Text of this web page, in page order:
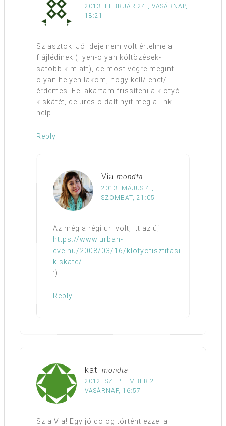
2013. FEBRUÁR 24., VASÁRNAP,
18:21
Sziasztok! Jó ideje nem volt értelme a
flájlédinek (ilyen-olyan költözések-
satöbbik miatt), de most végre megint
olyan helyen lakom, hogy kell/lehet/
érdemes. Fel akartam frissíteni a klotyó-
kiskátét, de üres oldalt nyit meg a link…
help…
Reply
Via mondta
2013. MÁJUS 4.,
SZOMBAT, 21:05
Az még a régi url volt, itt az új:
https://www.urban-
eve.hu/2008/03/16/klotyotisztitasi-
kiskate/
:)
Reply
kati mondta
2012. SZEPTEMBER 2.,
VASÁRNAP, 16:57
Szia Via! Egy jó dolog történt ezzel a